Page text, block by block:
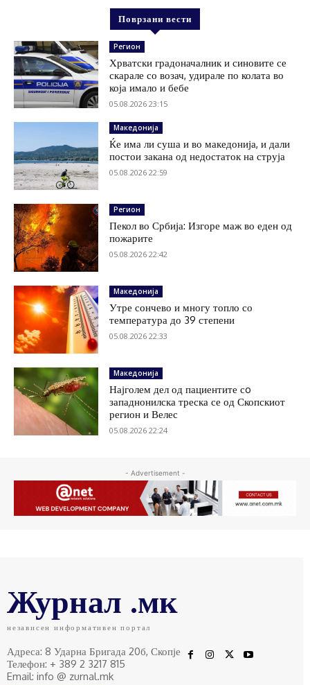
Поврзани вести
Регион
Хрватски градоначалник и синовите се
скарале со возач, удирале по колата во
која имало и бебе
05.08.2026 23:15
Македонија
Ќе има ли суша и во македонија, и дали
постои закана од недостаток на струја
05.08.2026 22:59
Регион
Пекол во Србија: Изгоре маж во еден од
пожарите
05.08.2026 22:42
Македонија
Утре сончево и многу топло со
температура до 39 степени
05.08.2026 22:33
Македонија
Најголем дел од пациентите сo
западнонилска треска се од Скопскиот
регион и Велес
05.08.2026 22:24
- Advertisement -
Журнал .мк
независен информативен портал
Адреса: 8 Ударна Бригада 20б, Скопје
Телефон: + 389 2 3217 815
Email: info @ zurnal.mk